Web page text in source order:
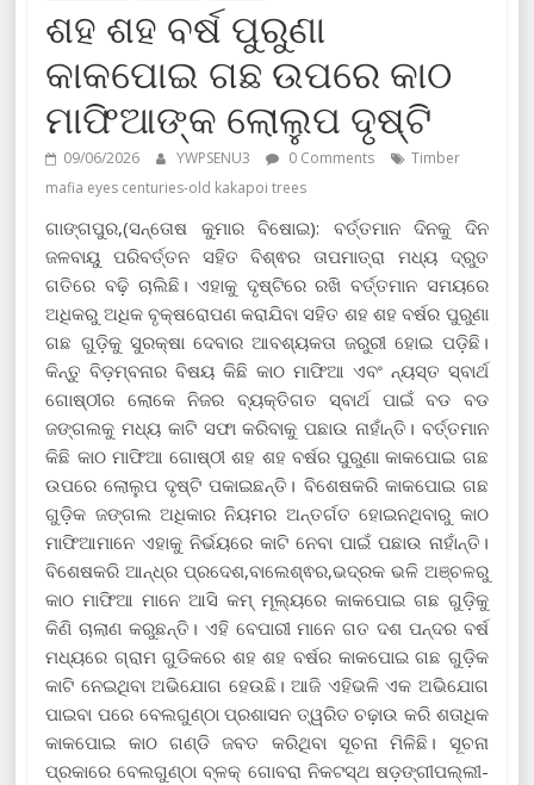
ଶହ ଶହ ବର୍ଷ ପୁରୁଣା
କାକପୋଇ ଗଛ ଉପରେ କାଠ
ମାଫିଆଙ୍କ ଲୋଲୁପ ଦୃଷ୍ଟି
09/06/2026 YWPSENU3 0 Comments
Timber
mafia eyes centuries-old kakapoi trees
ଗାଙ୍ଗପୁର,(ସନ୍ତୋଷ କୁମାର ବିଷୋଇ): ବର୍ତ୍ତମାନ ଦିନକୁ ଦିନ
ଜଳବାୟୁ ପରିବର୍ତ୍ତନ ସହିତ ବିଶ୍ଵର ତାପମାତ୍ରା ମଧ୍ୟ ଦ୍ରୁତ
ଗତିରେ ବଢ଼ି ଚାଲିଛି। ଏହାକୁ ଦୃଷ୍ଟିରେ ରଖି ବର୍ତ୍ତମାନ ସମୟରେ
ଅଧିକରୁ ଅଧିକ ବୃକ୍ଷରୋପଣ କରାଯିବା ସହିତ ଶହ ଶହ ବର୍ଷର ପୁରୁଣା
ଗଛ ଗୁଡ଼ିକୁ ସୁରକ୍ଷା ଦେବାର ଆବଶ୍ୟକତା ଜରୁରୀ ହୋଇ ପଡ଼ିଛି।
କିନ୍ତୁ ବିଡ଼ମ୍ବନାର ବିଷୟ କିଛି କାଠ ମାଫିଆ ଏବଂ ନ୍ୟସ୍ତ ସ୍ବାର୍ଥ
ଗୋଷ୍ଠୀର ଲୋକେ ନିଜର ବ୍ୟକ୍ତିଗତ ସ୍ବାର୍ଥ ପାଇଁ ବଡ ବଡ
ଜଙ୍ଗଲକୁ ମଧ୍ୟ କାଟି ସଫା କରିବାକୁ ପଛାଉ ନାହାଁନ୍ତି। ବର୍ତ୍ତମାନ
କିଛି କାଠ ମାଫିଆ ଗୋଷ୍ଠୀ ଶହ ଶହ ବର୍ଷର ପୁରୁଣା କାକପୋଇ ଗଛ
ଉପରେ ଲୋଲୁପ ଦୃଷ୍ଟି ପକାଇଛନ୍ତି। ବିଶେଷକରି କାକପୋଇ ଗଛ
ଗୁଡ଼ିକ ଜଙ୍ଗଲ ଅଧିକାର ନିୟମର ଅନ୍ତର୍ଗତ ହୋଇନଥିବାରୁ କାଠ
ମାଫିଆମାନେ ଏହାକୁ ନିର୍ଭୟରେ କାଟି ନେବା ପାଇଁ ପଛାଉ ନାହାଁନ୍ତି।
ବିଶେଷକରି ଆନ୍ଧ୍ର ପ୍ରଦେଶ,ବାଲେଶ୍ଵର,ଭଦ୍ରକ ଭଳି ଅଞ୍ଚଳରୁ
କାଠ ମାଫିଆ ମାନେ ଆସି କମ୍ ମୂଲ୍ୟରେ କାକପୋଇ ଗଛ ଗୁଡ଼ିକୁ
କିଣି ଚାଲାଣ କରୁଛନ୍ତି। ଏହି ବେପାରୀ ମାନେ ଗତ ଦଶ ପନ୍ଦର ବର୍ଷ
ମଧ୍ୟରେ ଗ୍ରାମ ଗୁଡିକରେ ଶହ ଶହ ବର୍ଷର କାକପୋଇ ଗଛ ଗୁଡ଼ିକ
କାଟି ନେଇଥିବା ଅଭିଯୋଗ ହେଉଛି। ଆଜି ଏହିଭଳି ଏକ ଅଭିଯୋଗ
ପାଇବା ପରେ ବେଲଗୁଣ୍ଠା ପ୍ରଶାସନ ତ୍ୱରିତ ଚଢ଼ାଉ କରି ଶତାଧିକ
କାକପୋଇ କାଠ ଗଣ୍ଡି ଜବତ କରିଥିବା ସୂଚନା ମିଳିଛି। ସୂଚନା
ପ୍ରକାରେ ବେଲଗୁଣ୍ଠା ବ୍ଳକ୍ ଗୋବରା ନିକଟସ୍ଥ ଷଡ଼ଙ୍ଗୀପଲ୍ଲୀ-